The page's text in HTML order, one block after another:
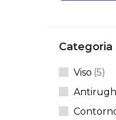
Categoria
Viso 5